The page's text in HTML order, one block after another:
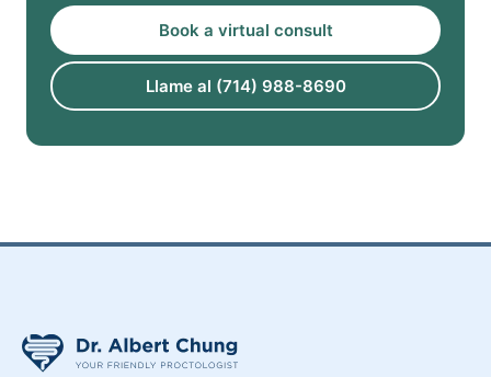
Book a virtual consult
Llame al (714) 988-8690